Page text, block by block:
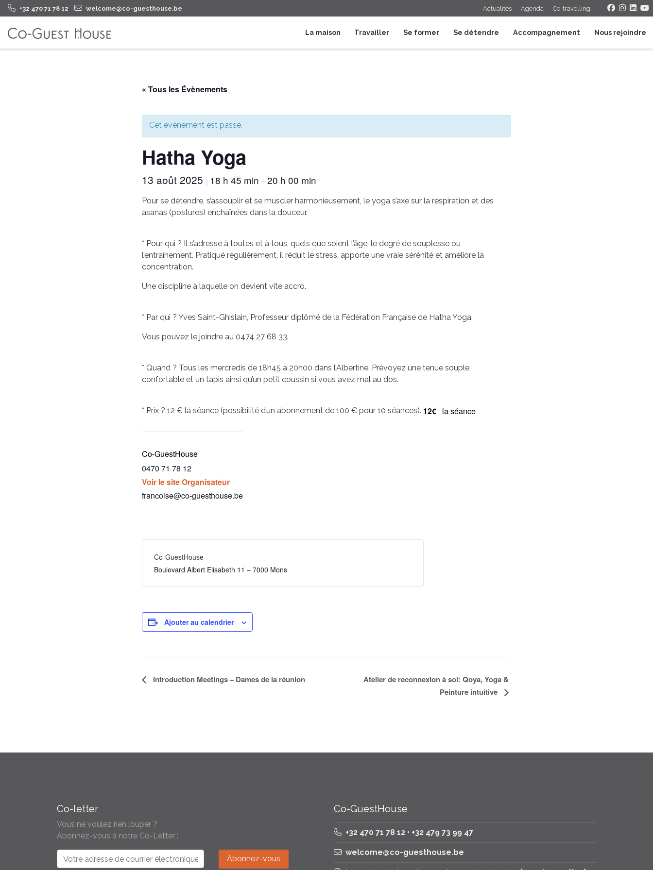
+32 470 71 78 12 welcome@co-guesthouse.be Actualités Agenda Co-travelling
La maison Travailler Se former Se détendre Accompagnement Nous rejoindre
« Tous les Évènements
Cet évènement est passé.
Hatha Yoga
13 août 2025 | 18 h 45 min –20 h 00 min
Pour se détendre, s’assouplir et se muscler harmonieusement, le yoga s’axe sur la respiration et des
asanas (postures) enchaînées dans la douceur.
* Pour qui ? Il s’adresse à toutes et à tous, quels que soient l’âge, le degré de souplesse ou
l’entraînement. Pratiqué régulièrement, il réduit le stress, apporte une vraie sérénité et améliore la
concentration.
Une discipline à laquelle on devient vite accro.
* Par qui ? Yves Saint-Ghislain, Professeur diplômé de la Fédération Française de Hatha Yoga.
Vous pouvez le joindre au 0474 27 68 33.
* Quand ? Tous les mercredis de 18h45 à 20h00 dans l’Albertine. Prévoyez une tenue souple,
confortable et un tapis ainsi qu’un petit coussin si vous avez mal au dos.
* Prix ? 12 € la séance (possibilité d’un abonnement de 100 € pour 10 séances). 12€ la séance
Co-GuestHouse
0470 71 78 12
Voir le site Organisateur
francoise@co-guesthouse.be
Co-GuestHouse
Boulevard Albert Elisabeth 11 – 7000 Mons
Ajouter au calendrier
Navigation
Introduction Meetings – Dames de la réunion
Atelier de reconnexion à soi: Qoya, Yoga &
Peinture intuitive
Co-letter
Vous ne voulez rien louper ?
Abonnez-vous à notre Co-Letter :
Co-GuestHouse
+32 470 71 78 12 • +32 479 73 99 47
welcome@co-guesthouse.be